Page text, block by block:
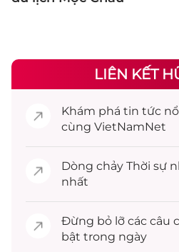
LIÊN KẾT
Khám phá tin tức
cùng VietNamNet
Dòng chảy Thời sự
nhất
Đừng bỏ lỡ các câu
bật trong ngày